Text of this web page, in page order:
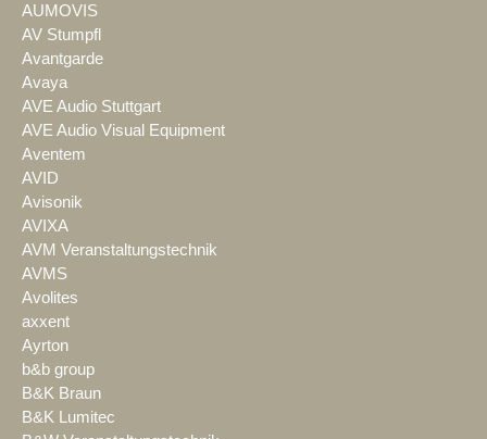
AUMOVIS
AV Stumpfl
Avantgarde
Avaya
AVE Audio Stuttgart
AVE Audio Visual Equipment
Aventem
AVID
Avisonik
AVIXA
AVM Veranstaltungstechnik
AVMS
Avolites
axxent
Ayrton
b&b group
B&K Braun
B&K Lumitec